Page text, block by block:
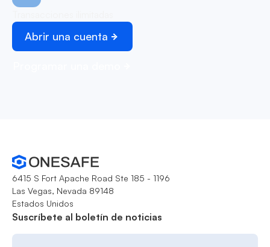
Abrir una cuenta
6415 S Fort Apache Road Ste 185 - 1196
Las Vegas, Nevada 89148
Estados Unidos
Suscríbete al boletín de noticias